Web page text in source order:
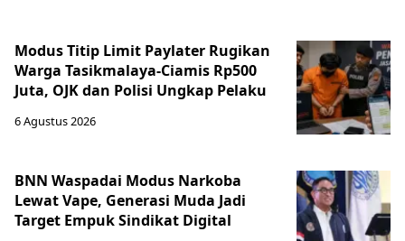
Modus Titip Limit Paylater Rugikan
Warga Tasikmalaya-Ciamis Rp500
Juta, OJK dan Polisi Ungkap Pelaku
6 Agustus 2026
BNN Waspadai Modus Narkoba
Lewat Vape, Generasi Muda Jadi
Target Empuk Sindikat Digital